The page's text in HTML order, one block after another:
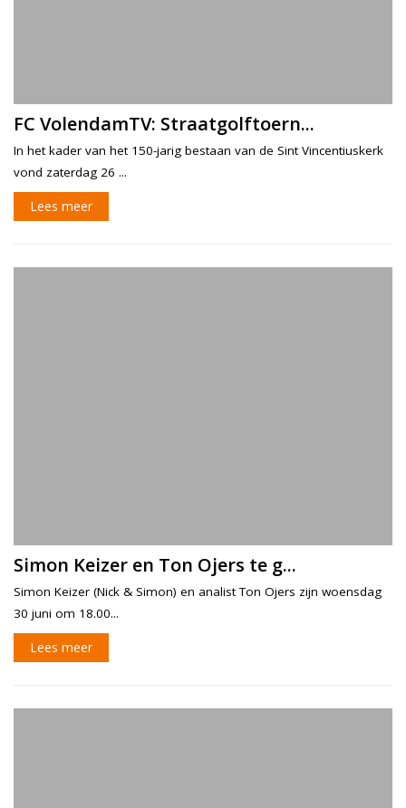
FC VolendamTV: Straatgolftoern...
In het kader van het 150-jarig bestaan van de Sint Vincentiuskerk
vond zaterdag 26 ...
Lees meer
Simon Keizer en Ton Ojers te g...
Simon Keizer (Nick & Simon) en analist Ton Ojers zijn woensdag
30 juni om 18.00...
Lees meer